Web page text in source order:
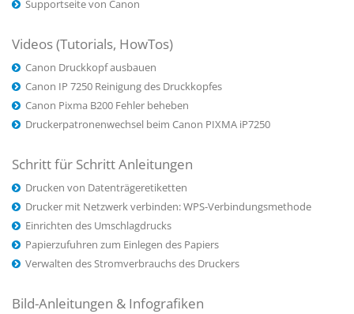
Supportseite von Canon
Videos (Tutorials, HowTos)
Canon Druckkopf ausbauen
Canon IP 7250 Reinigung des Druckkopfes
Canon Pixma B200 Fehler beheben
Druckerpatronenwechsel beim Canon PIXMA iP7250
Schritt für Schritt Anleitungen
Drucken von Datenträgeretiketten
Drucker mit Netzwerk verbinden: WPS-Verbindungsmethode
Einrichten des Umschlagdrucks
Papierzufuhren zum Einlegen des Papiers
Verwalten des Stromverbrauchs des Druckers
Bild-Anleitungen & Infografiken